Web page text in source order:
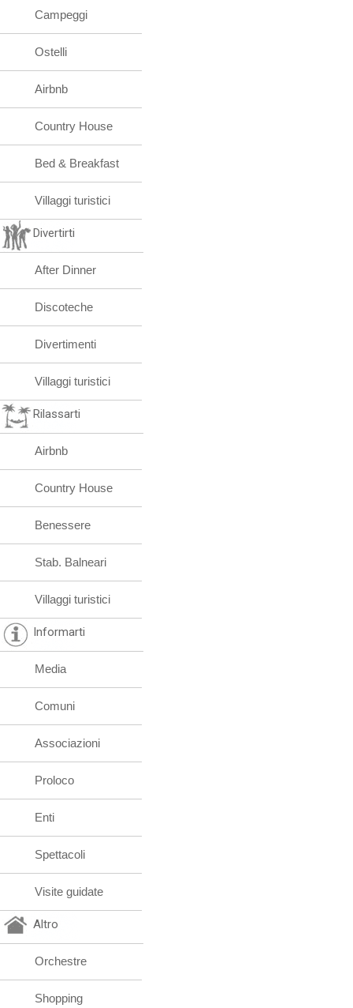
Campeggi
Ostelli
Airbnb
Country House
Bed & Breakfast
Villaggi turistici
Divertirti
After Dinner
Discoteche
Divertimenti
Villaggi turistici
Rilassarti
Airbnb
Country House
Benessere
Stab. Balneari
Villaggi turistici
Informarti
Media
Comuni
Associazioni
Proloco
Enti
Spettacoli
Visite guidate
Altro
Orchestre
Shopping